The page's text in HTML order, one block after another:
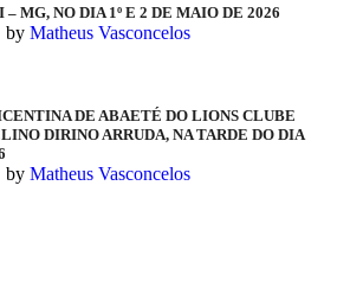
MG, NO DIA 1º E 2 DE MAIO DE 2026
by Matheus Vasconcelos
DE ABAETÉ DO LIONS CLUBE
DIRINO ARRUDA, NA TARDE DO DIA
by Matheus Vasconcelos